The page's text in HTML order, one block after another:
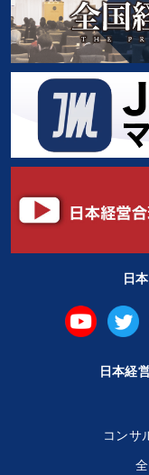
日
日本経
コンサ